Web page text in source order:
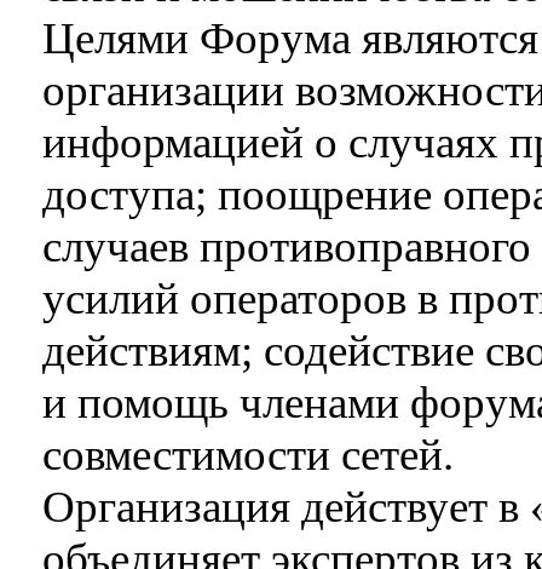
Целями Форума
организации
информацией о случаях
доступа; поощрение
случаев
усилий операторов в
действиям; содействие
и помощь членами
совместимости сетей.
Организация действует
объединяет экспертов